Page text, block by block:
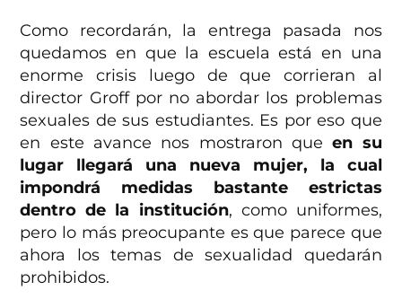
Como recordarán, la entrega pasada nos
quedamos en que la escuela está en una
enorme crisis luego de que corrieran al
director Groff por no abordar los problemas
sexuales de sus estudiantes. Es por eso que
en este avance nos mostraron queen su
lugar llegará una nueva mujer, la cual
impondrá medidas bastante estrictas
dentro de la institución, como uniformes,
pero lo más preocupante es que parece que
ahora los temas de sexualidad quedarán
prohibidos.